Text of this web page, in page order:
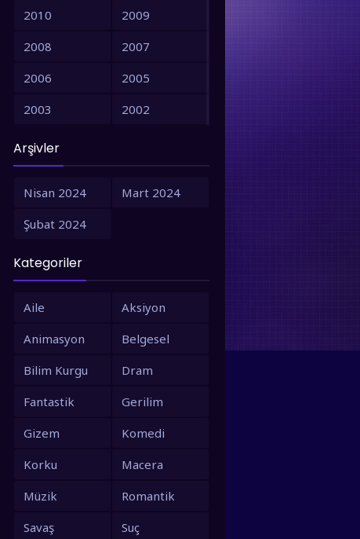
2010
2009
2008
2007
2006
2005
2003
2002
2001
1993
1991
Arşivler
Nisan 2024
Mart 2024
Şubat 2024
Kategoriler
Aile
Aksiyon
Animasyon
Belgesel
Bilim Kurgu
Dram
Fantastik
Gerilim
Gizem
Komedi
Korku
Macera
Müzik
Romantik
Savaş
Suç